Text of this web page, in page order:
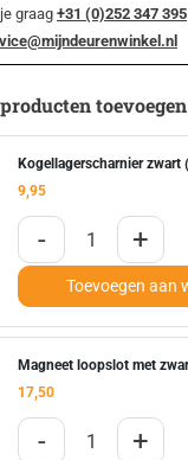
graag+31 (0)252 347 395
toevoegen
Kogellagerscharnier zwart
9,95
- +
Toevoegen aan
Magneet loopslot met
17,50
- +